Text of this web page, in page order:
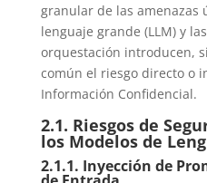
granular de las amenazas
lenguaje grande (LLM) y
orquestación introducen,
común el riesgo directo o
Información Confidencial.
2.1. Riesgos de
los Modelos de
2.1.1. Inyección de